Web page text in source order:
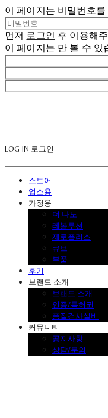
이 페이지는 비밀번호
먼저 로그인 후 이용해
이 페이지는 만 볼 수 있
LOG IN 로그인
스토어
업소용
가정용
더 나노
레볼루션
제로플러스
큐브
부품
후기
브랜드 소개
브랜드 소개
인증/특허권
품질검사설비
커뮤니티
공지사항
상담/문의